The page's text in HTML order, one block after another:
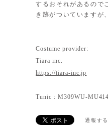
するおそれがあるので
き跡がついていますが
Costume provider:
Tiara inc.
https://tiara-inc.jp
Tunic : M309WU-MU414
通報する